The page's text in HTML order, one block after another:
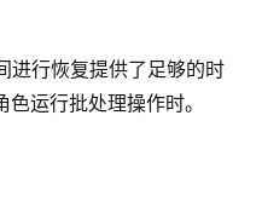
进行恢复提供了足够的时
运行批处理操作时。